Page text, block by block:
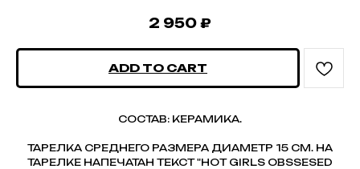
2 950 ₽
ADD TO CART
СОСТАВ: КЕРАМИКА.
ТАРЕЛКА СРЕДНЕГО РАЗМЕРА ДИАМЕТР 15 СМ. НА
ТАРЕЛКЕ НАПЕЧАТАН ТЕКСТ "HOT GIRLS OBSSESED